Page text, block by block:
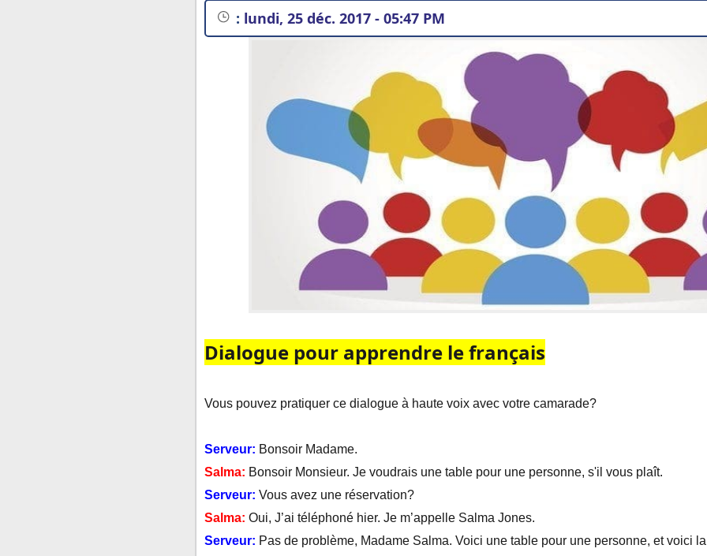
: lundi, 25 déc. 2017 - 05:47 PM
Dialogue pour apprendre le français
Vous pouvez pratiquer ce dialogue à haute voix avec votre camarade?
Serveur: Bonsoir Madame.
Salma: Bonsoir Monsieur. Je voudrais une table pour une personne, s'il vous plaît.
Serveur: Vous avez une réservation?
Salma: Oui, J’ai téléphoné hier. Je m’appelle Salma Jones.
Serveur: Pas de problème, Madame Salma. Voici une table pour une personne, et voici